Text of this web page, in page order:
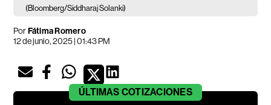
(Bloomberg/Siddharaj Solanki)
PorFátima Romero
12 de junio, 2025 | 01:43 PM
ÚLTIMAS COTIZACIONES